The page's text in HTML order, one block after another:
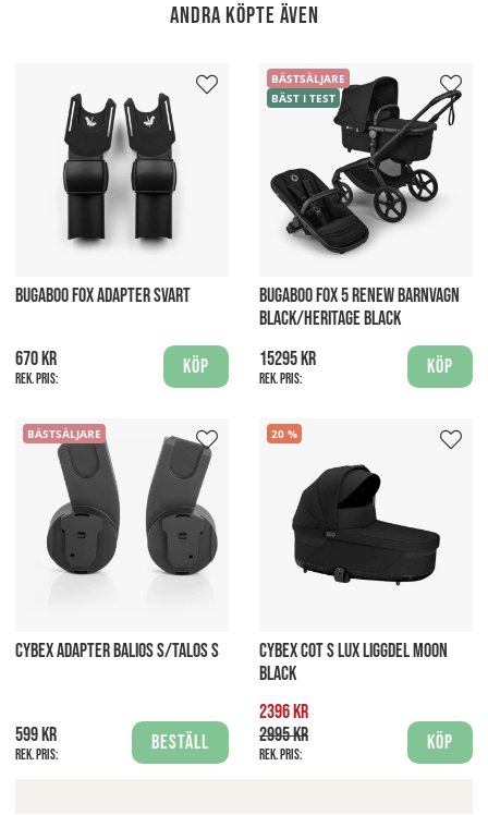
Andra köpte även
BUGABOO FOX ADAPTER SVART
670 kr
Rek. pris:
Köp
BÄSTSÄLJARE
BÄST I TEST
BUGABOO FOX 5 RENEW BARNVAGN
BLACK/HERITAGE BLACK
15295 kr
Rek. pris:
Köp
BÄSTSÄLJARE
CYBEX ADAPTER BALIOS S/TALOS S
599 kr
Rek. pris:
Beställ
20
CYBEX COT S LUX LIGGDEL MOON
BLACK
2396 kr
2995 kr
Rek. pris:
Köp